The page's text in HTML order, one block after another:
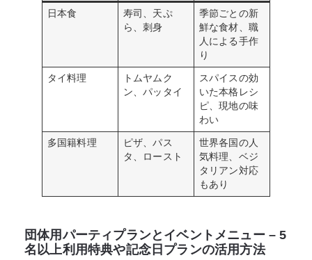
日本食
寿司、天ぷ
ら、刺身
季節ごとの新
鮮な食材、職
人による手作
り
タイ料理
トムヤムク
ン、パッタイ
スパイスの効
いた本格レシ
ピ、現地の味
わい
多国籍料理
ピザ、パス
タ、ロースト
世界各国の人
気料理、ベジ
タリアン対応
もあり
団体用パーティプランとイベントメニュー – 5
名以上利用特典や記念日プランの活用方法